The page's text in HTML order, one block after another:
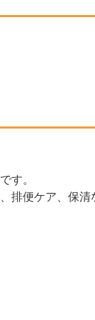
す。
排便ケア、保清